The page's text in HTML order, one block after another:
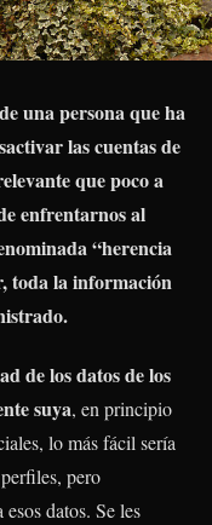
una persona que ha
las cuentas de
que poco a
enfrentarnos al
“herencia
toda la información
de los datos de los
suya, en principio
lo más fácil sería
pero
datos. Se les